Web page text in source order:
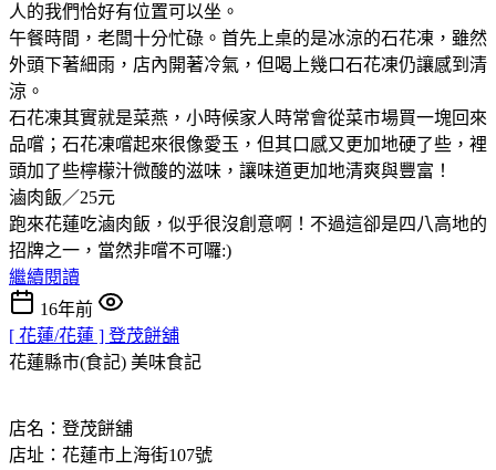
人的我們恰好有位置可以坐。
午餐時間，老闆十分忙碌。首先上桌的是冰涼的石花凍，雖然
外頭下著細雨，店內開著冷氣，但喝上幾口石花凍仍讓感到清
涼。
石花凍其實就是菜燕，小時候家人時常會從菜市場買一塊回來
品嚐；石花凍嚐起來很像愛玉，但其口感又更加地硬了些，裡
頭加了些檸檬汁微酸的滋味，讓味道更加地清爽與豐富！
滷肉飯／25元
跑來花蓮吃滷肉飯，似乎很沒創意啊！不過這卻是四八高地的
招牌之一，當然非嚐不可囉:)
繼續閱讀
16年前
[ 花蓮/花蓮 ] 登茂餅舖
花蓮縣市(食記) 美味食記
店名：登茂餅舖
店址：花蓮市上海街107號